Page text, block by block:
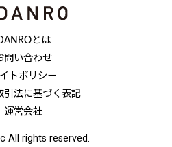
とは
問い合わせ
トポリシー
引法に基づく表記
運営会社
All rights reserved.